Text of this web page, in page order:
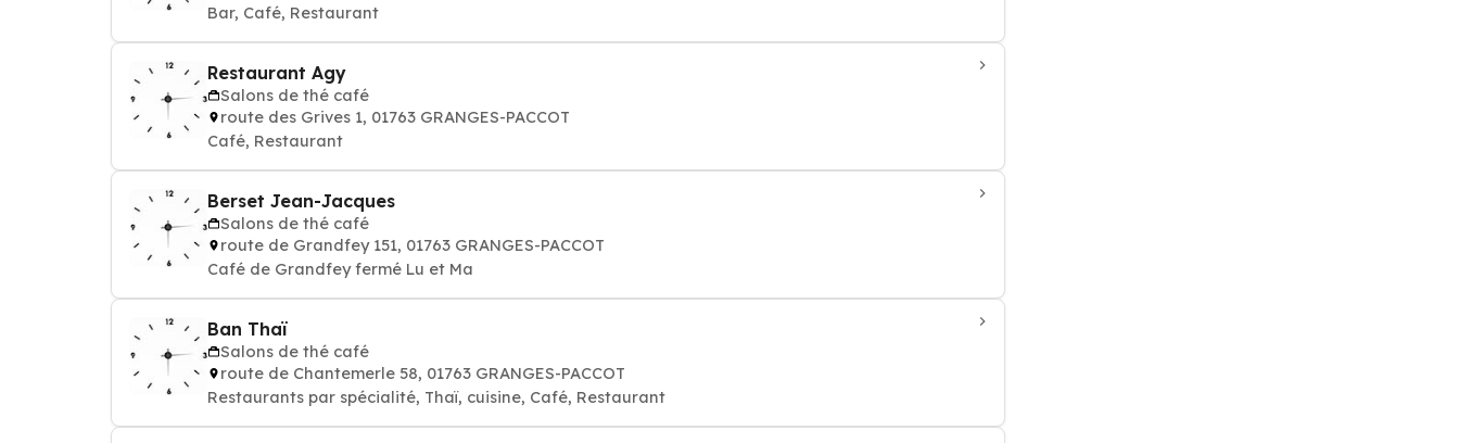
Bar, Café, Restaurant
Restaurant Agy
Salons de thé café
route des Grives 1, 01763 GRANGES-PACCOT
Café, Restaurant
Berset Jean-Jacques
Salons de thé café
route de Grandfey 151, 01763 GRANGES-PACCOT
Café de Grandfey fermé Lu et Ma
Ban Thaï
Salons de thé café
route de Chantemerle 58, 01763 GRANGES-PACCOT
Restaurants par spécialité, Thaï, cuisine, Café, Restaurant